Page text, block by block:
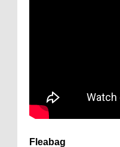
Fleabag